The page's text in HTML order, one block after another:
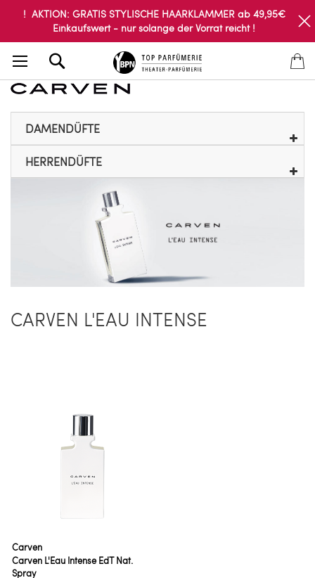
! AKTION: GRATIS STYLISCHE HAARKLAMMER ab 49,95€
Einkaufswert - nur solange der Vorrat reicht !
DAMENDÜFTE
HERRENDÜFTE
CARVEN L'EAU INTENSE
Carven
Carven L'Eau Intense EdT Nat.
Spray